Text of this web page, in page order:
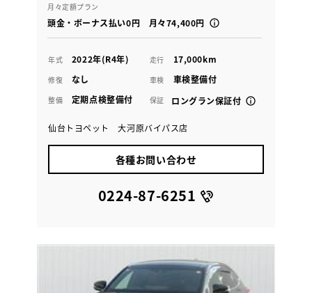
月々定額プラン
頭金・ボーナス払い0円 月々74,400円
年式 2022年(R4年) 走行 17,000km
修復 なし 車検 車検整備付
整備 定期点検整備付 保証 ロングラン保証付
仙台トヨペット 大河原バイパス店
各種お問い合わせ
0224-87-6251